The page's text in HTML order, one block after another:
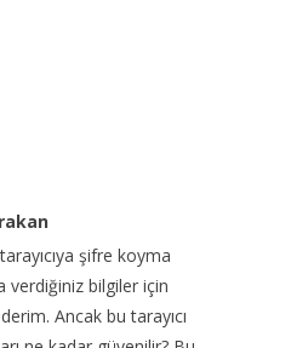
şifre koyma
verdiğiniz bilgiler için
Ancak bu tarayıcı